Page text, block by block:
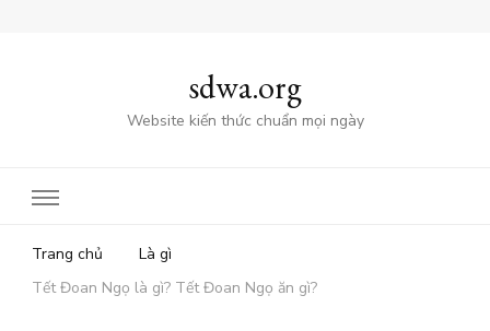
sdwa.org
Website kiến thức chuẩn mọi ngày
Trang chủ
Là gì
Tết Đoan Ngọ là gì? Tết Đoan Ngọ ăn gì?